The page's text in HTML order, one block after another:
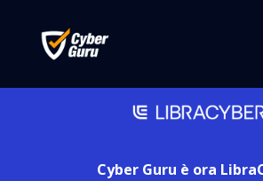
Cyber Guru è ora